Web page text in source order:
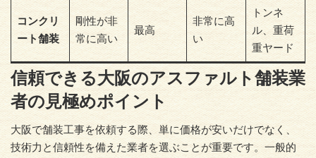
コンクリ
ート舗装
剛性が非
常に高い
最高
非常に高
い
トンネ
ル、重荷
重ヤード
信頼できる大阪のアスファルト舗装業
者の見極めポイント
大阪で舗装工事を依頼する際、単に価格が安いだけでなく、
技術力と信頼性を備えた業者を選ぶことが重要です。一般的